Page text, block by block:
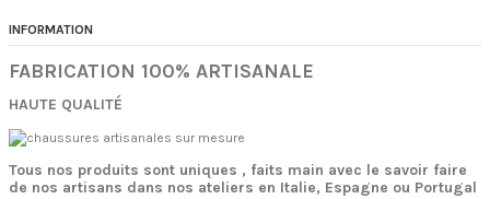
INFORMATION
FABRICATION 100% ARTISANALE
HAUTE QUALITÉ
Tous nos produits sont uniques , faits main avec le savoir faire
de nos artisans dans nos ateliers en Italie, Espagne ou Portugal